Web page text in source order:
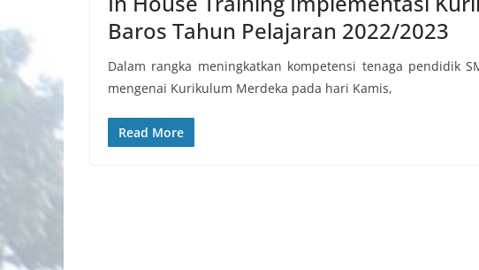
Baros Tahun Pelajaran 2022/2023
Dalam rangka meningkatkan kompetensi tenaga pendidik
mengenai Kurikulum Merdeka pada hari Kamis,
Read More